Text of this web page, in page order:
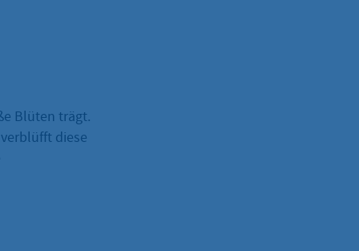
Blüten trägt.
diese